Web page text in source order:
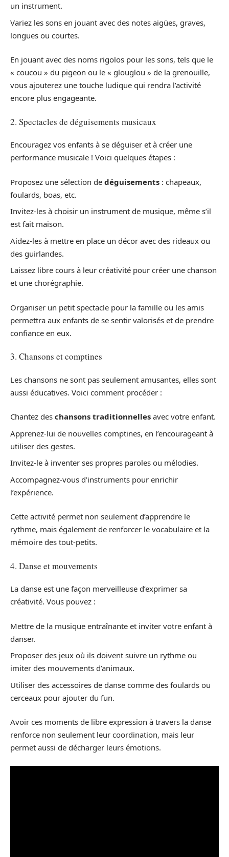
un instrument.
Variez les sons en jouant avec des notes aigües, graves,
longues ou courtes.
En jouant avec des noms rigolos pour les sons, tels que le
« coucou » du pigeon ou le « glouglou » de la grenouille,
vous ajouterez une touche ludique qui rendra l’activité
encore plus engageante.
2. Spectacles de déguisements musicaux
Encouragez vos enfants à se déguiser et à créer une
performance musicale ! Voici quelques étapes :
Proposez une sélection de déguisements : chapeaux,
foulards, boas, etc.
Invitez-les à choisir un instrument de musique, même s’il
est fait maison.
Aidez-les à mettre en place un décor avec des rideaux ou
des guirlandes.
Laissez libre cours à leur créativité pour créer une chanson
et une chorégraphie.
Organiser un petit spectacle pour la famille ou les amis
permettra aux enfants de se sentir valorisés et de prendre
confiance en eux.
3. Chansons et comptines
Les chansons ne sont pas seulement amusantes, elles sont
aussi éducatives. Voici comment procéder :
Chantez des chansons traditionnelles avec votre enfant.
Apprenez-lui de nouvelles comptines, en l’encourageant à
utiliser des gestes.
Invitez-le à inventer ses propres paroles ou mélodies.
Accompagnez-vous d’instruments pour enrichir
l’expérience.
Cette activité permet non seulement d’apprendre le
rythme, mais également de renforcer le vocabulaire et la
mémoire des tout-petits.
4. Danse et mouvements
La danse est une façon merveilleuse d’exprimer sa
créativité. Vous pouvez :
Mettre de la musique entraînante et inviter votre enfant à
danser.
Proposer des jeux où ils doivent suivre un rythme ou
imiter des mouvements d’animaux.
Utiliser des accessoires de danse comme des foulards ou
cerceaux pour ajouter du fun.
Avoir ces moments de libre expression à travers la danse
renforce non seulement leur coordination, mais leur
permet aussi de décharger leurs émotions.